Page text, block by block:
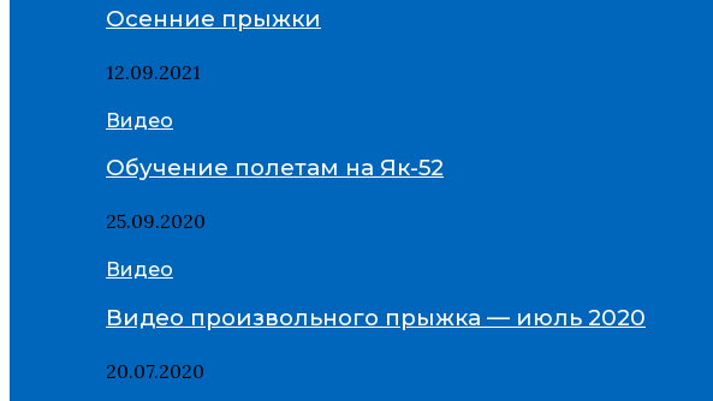
Осенние прыжки
12.09.2021
Видео
Обучение полетам на Як-52
25.09.2020
Видео
Видео произвольного прыжка — июль 2020
20.07.2020